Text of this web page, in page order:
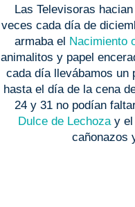
Las Televisoras
veces cada día de
armaba el Nacimiento
animalitos y papel
cada día llevábamos un
hasta el día de la cena
24 y 31 no podían
Dulce de Lechoza y el
cañonazos